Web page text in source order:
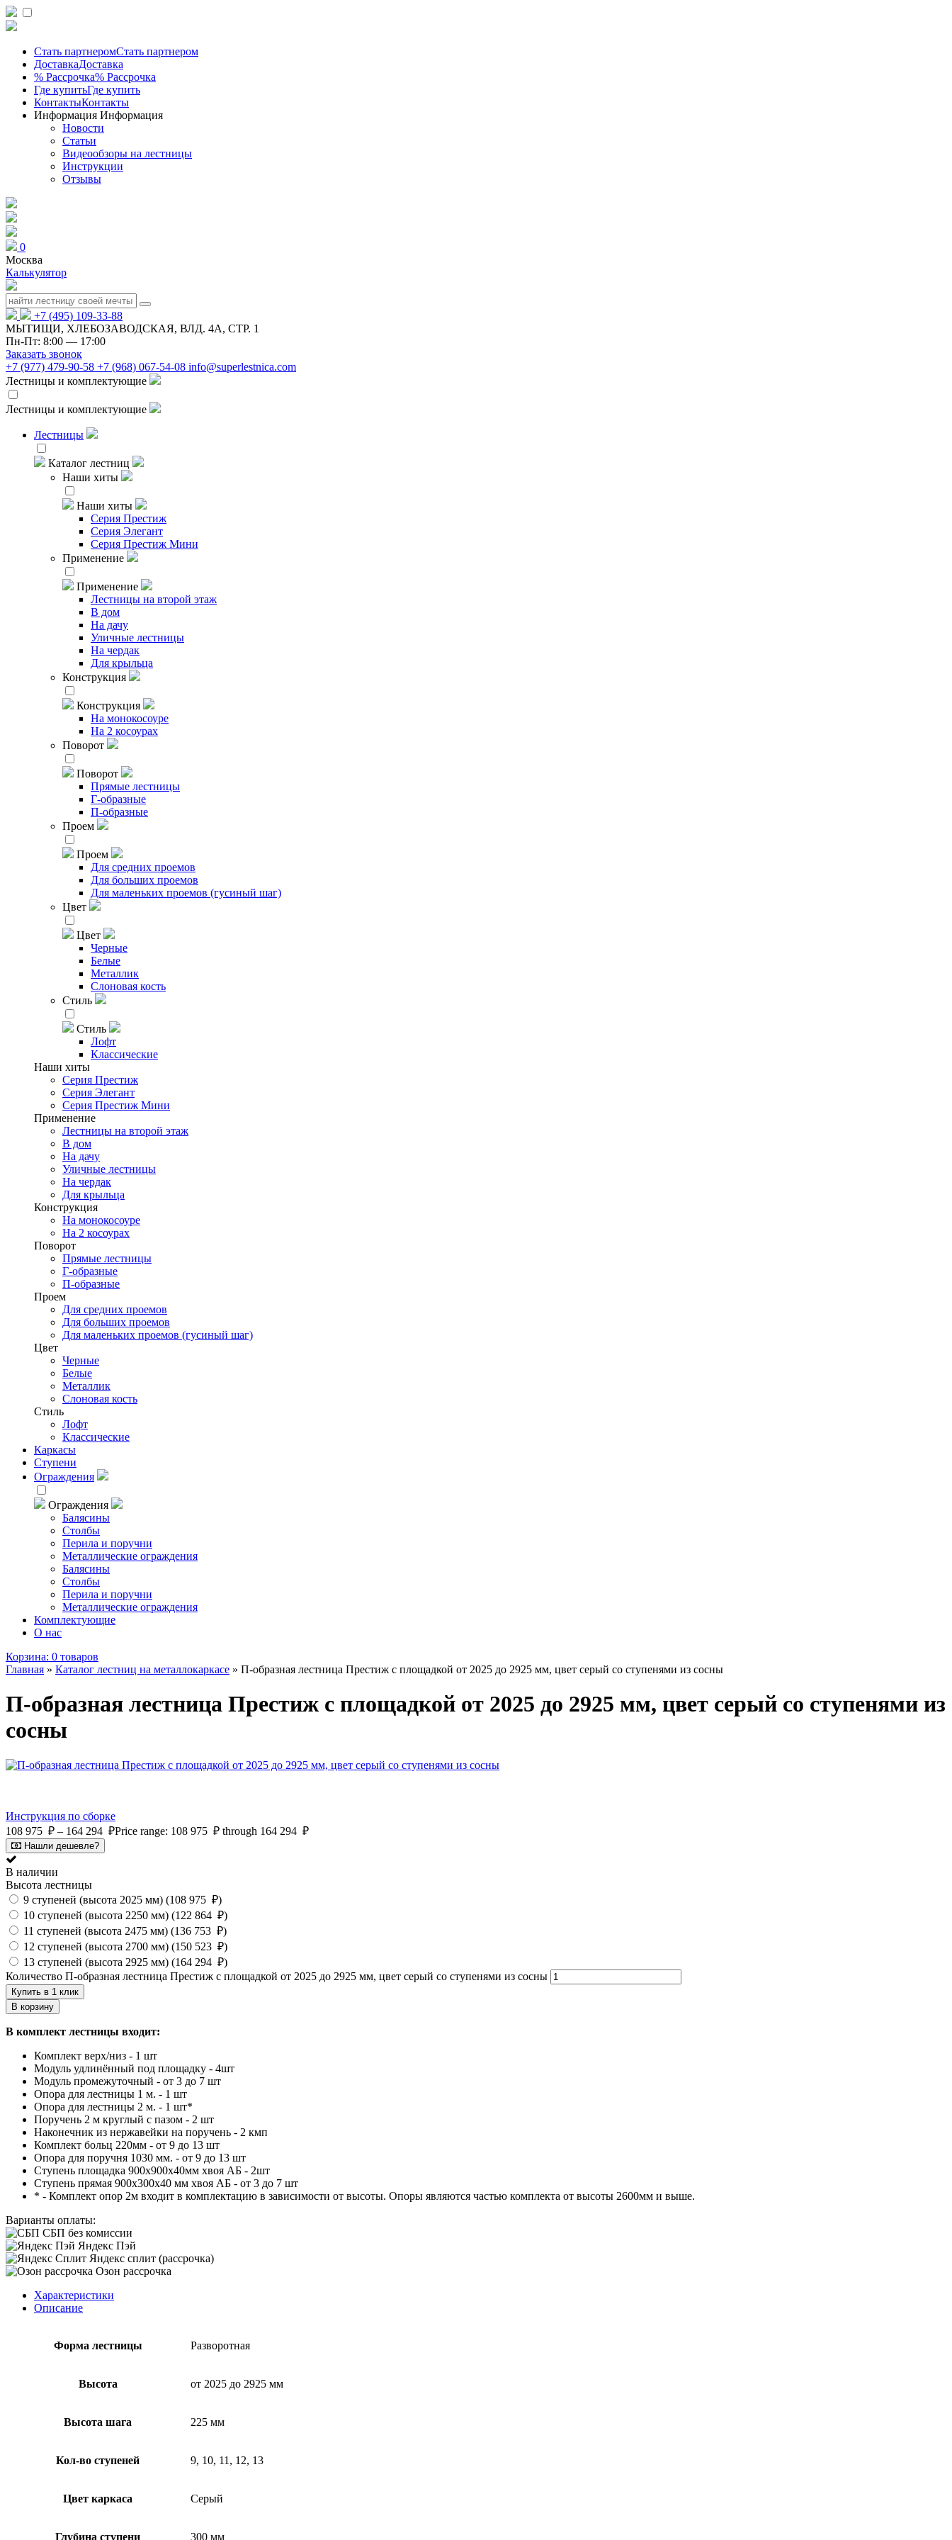
Стать партнеромСтать партнером
ДоставкаДоставка
% Рассрочка% Рассрочка
Где купитьГде купить
КонтактыКонтакты
Информация Информация
Новости
Статьи
Видеообзоры на лестницы
Инструкции
Отзывы
0
Москва
Калькулятор
+7 (495) 109-33-88
МЫТИЩИ, ХЛЕБОЗАВОДСКАЯ, ВЛД. 4А, СТР. 1
Пн-Пт: 8:00 — 17:00
Заказать звонок
+7 (977) 479-90-58 +7 (968) 067-54-08 info@superlestnica.com
Лестницы и комплектующие
Лестницы и комплектующие
Лестницы
Каталог лестниц
Наши хиты
Наши хиты
Серия Престиж
Серия Элегант
Серия Престиж Мини
Применение
Применение
Лестницы на второй этаж
В дом
На дачу
Уличные лестницы
На чердак
Для крыльца
Конструкция
Конструкция
На монокосоуре
На 2 косоурах
Поворот
Поворот
Прямые лестницы
Г-образные
П-образные
Проем
Проем
Для средних проемов
Для больших проемов
Для маленьких проемов (гусиный шаг)
Цвет
Цвет
Черные
Белые
Металлик
Слоновая кость
Стиль
Стиль
Лофт
Классические
Наши хиты
Серия Престиж
Серия Элегант
Серия Престиж Мини
Применение
Лестницы на второй этаж
В дом
На дачу
Уличные лестницы
На чердак
Для крыльца
Конструкция
На монокосоуре
На 2 косоурах
Поворот
Прямые лестницы
Г-образные
П-образные
Проем
Для средних проемов
Для больших проемов
Для маленьких проемов (гусиный шаг)
Цвет
Черные
Белые
Металлик
Слоновая кость
Стиль
Лофт
Классические
Каркасы
Ступени
Ограждения
Ограждения
Балясины
Столбы
Перила и поручни
Металлические ограждения
Балясины
Столбы
Перила и поручни
Металлические ограждения
Комплектующие
О нас
Корзина: 0 товаров
Главная » Каталог лестниц на металлокаркасе » П-образная лестница Престиж с площадкой от 2025 до 2925 мм, цвет серый со ступенями из сосны
П-образная лестница Престиж с площадкой от 2025 до 2925 мм, цвет серый со ступенями из
сосны
Инструкция по сборке
108 975 ₽ – 164 294 ₽Price range: 108 975 ₽ through 164 294 ₽
Нашли дешевле?
В наличии
Высота лестницы
9 ступеней (высота 2025 мм) (108 975 ₽)
10 ступеней (высота 2250 мм) (122 864 ₽)
11 ступеней (высота 2475 мм) (136 753 ₽)
12 ступеней (высота 2700 мм) (150 523 ₽)
13 ступеней (высота 2925 мм) (164 294 ₽)
Количество П-образная лестница Престиж с площадкой от 2025 до 2925 мм, цвет серый со ступенями из сосны
Купить в 1 клик
В корзину
В комплект лестницы входит:
Комплект верх/низ - 1 шт
Модуль удлинённый под площадку - 4шт
Модуль промежуточный - от 3 до 7 шт
Опора для лестницы 1 м. - 1 шт
Опора для лестницы 2 м. - 1 шт*
Поручень 2 м круглый с пазом - 2 шт
Наконечник из нержавейки на поручень - 2 кмп
Комплект больц 220мм - от 9 до 13 шт
Опора для поручня 1030 мм. - от 9 до 13 шт
Ступень площадка 900х900х40мм хвоя АБ - 2шт
Ступень прямая 900х300х40 мм хвоя АБ - от 3 до 7 шт
* - Комплект опор 2м входит в комплектацию в зависимости от высоты. Опоры являются частью комплекта от высоты 2600мм и выше.
Варианты оплаты:
СБП без комиссии
Яндекс Пэй
Яндекс сплит (рассрочка)
Озон рассрочка
Характеристики
Описание
Форма лестницы Разворотная
Высота от 2025 до 2925 мм
Высота шага 225 мм
Кол-во ступеней 9, 10, 11, 12, 13
Цвет каркаса Серый
Глубина ступени 300 мм